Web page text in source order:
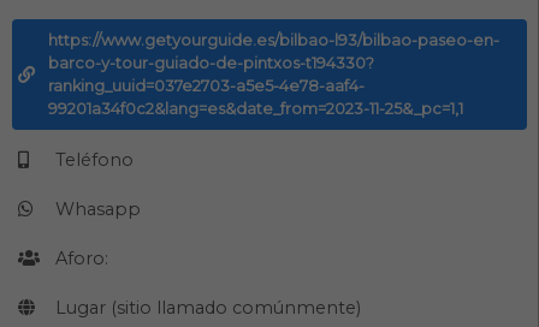
https://www.getyourguide.es/bilbao-l93/bilbao-paseo-en-
barco-y-tour-guiado-de-pintxos-t194330?
ranking_uuid=037e2703-a5e5-4e78-aaf4-
99201a34f0c2&lang=es&date_from=2023-11-25&_pc=1,1
Teléfono
Whasapp
Aforo:
Lugar (sitio llamado comúnmente)